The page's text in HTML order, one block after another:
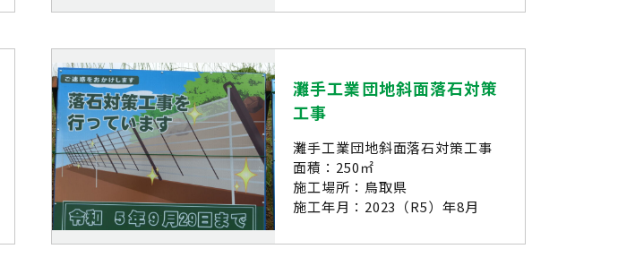
灘手工業団地斜面落石対策
工事
灘手工業団地斜面落石対策工事
面積：250㎡
施工場所：鳥取県
施工年月：2023（R5）年8月